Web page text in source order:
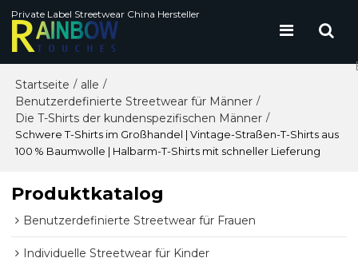
Private Label Streetwear China Hersteller
Startseite / alle /
Benutzerdefinierte Streetwear für Männer /
Die T-Shirts der kundenspezifischen Männer /
Schwere T-Shirts im Großhandel | Vintage-Straßen-T-Shirts aus
100 % Baumwolle | Halbarm-T-Shirts mit schneller Lieferung
Produktkatalog
Benutzerdefinierte Streetwear für Frauen
Individuelle Streetwear für Kinder